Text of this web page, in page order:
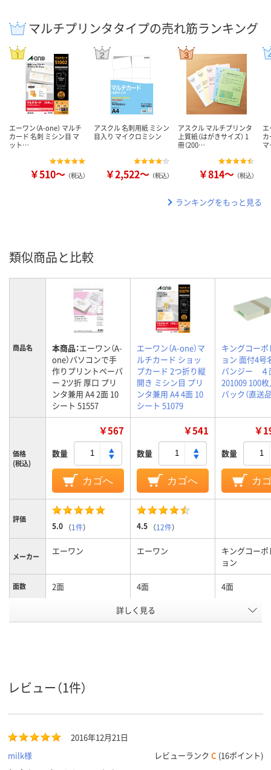
マルチプリンタタイプの売れ筋ランキング
エーワン（A-one） マルチ
カード 名刺 ミシン目 マ
ット…
￥510～ （税込）
アスクル 名刺用紙 ミシン
目入り マイクロミシン
￥2,522～ （税込）
アスクル マルチプリンタ
上質紙（はがきサイズ） 1
冊（200…
￥814～ （税込）
エ
ランキングをもっと見る
類似商品と比較
商品名 本商品：エーワン（A-
one）パソコンで手
作りプリントペーパ
ー 2ツ折 厚口 プリ
ンタ兼用 A4 2面 10
シート 51557
エーワン（A-one）マ
ルチカード ショッ
プカード 2つ折り縦
開き ミシン目 プリ
ンタ兼用 A4 4面 10
シート 51079
キングコー
ョン 面付4
パンジー ４
201009 100
パック（直送品
価格
(税込)
￥567
数量
カゴへ
￥541
数量
カゴへ
￥
数量
カ
評価
5.0 （1件） 4.5 （12件）
メーカー エーワン エーワン
キングコー
ョン
面数 2面 4面 4面
上質紙
ー、熱転写、ドット、
詳しく見る
レビュー（1件）
2016年12月21日
milk様
レビューランク C (16ポイント)